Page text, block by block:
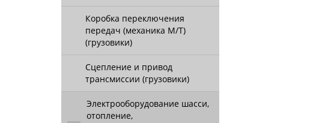
Коробка переключения
передач (механика М/Т)
(грузовики)
Сцепление и привод
трансмиссии (грузовики)
Электрооборудование шасси,
отопление,